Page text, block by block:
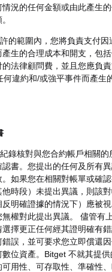
況的任何金額或由此產生
的範圍內，您將負責支付
生的合理成本和開支，包
法律顧問費，並且您應負
何違約和/或強平事件而產生
錄核對與您合約帳戶相關的
書。您提出的任何及所有
如果您在相關對帳單或確
他時段）未提出異議，則該
明確證據的情況下）應被
權對此提出異議。 儘管有
擇更正任何經其證明確有
誤，並可要求您立即償還
位資產。Bitget 不就其提
用性、可存取性、準確性